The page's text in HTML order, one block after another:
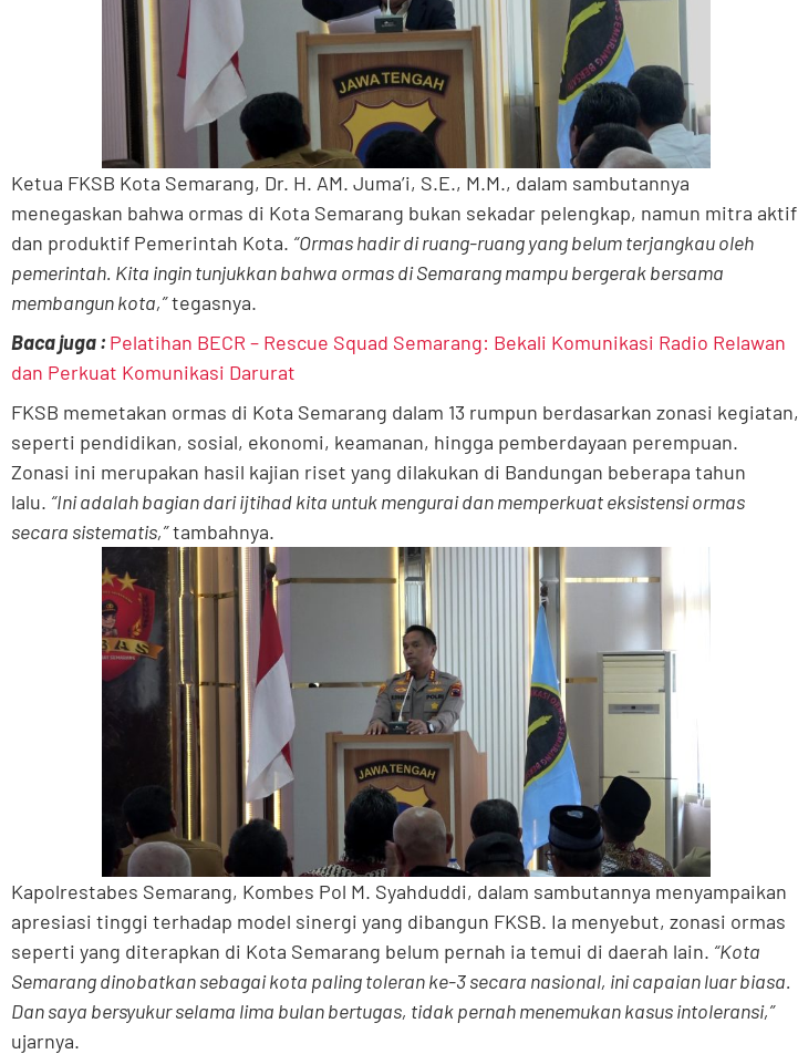
Ketua FKSB Kota Semarang, Dr. H. AM. Juma’i, S.E., M.M., dalam sambutannya
menegaskan bahwa ormas di Kota Semarang bukan sekadar pelengkap, namun mitra aktif
dan produktif Pemerintah Kota. “Ormas hadir di ruang-ruang yang belum terjangkau oleh
pemerintah. Kita ingin tunjukkan bahwa ormas di Semarang mampu bergerak bersama
membangun kota,”tegasnya.
Baca juga : Pelatihan BECR – Rescue Squad Semarang: Bekali Komunikasi Radio Relawan
dan Perkuat Komunikasi Darurat
FKSB memetakan ormas di Kota Semarang dalam 13 rumpun berdasarkan zonasi kegiatan,
seperti pendidikan, sosial, ekonomi, keamanan, hingga pemberdayaan perempuan.
Zonasi ini merupakan hasil kajian riset yang dilakukan di Bandungan beberapa tahun
lalu. “Ini adalah bagian dari ijtihad kita untuk mengurai dan memperkuat eksistensi ormas
secara sistematis,”tambahnya.
Kapolrestabes Semarang, Kombes Pol M. Syahduddi, dalam sambutannya menyampaikan
apresiasi tinggi terhadap model sinergi yang dibangun FKSB. Ia menyebut, zonasi ormas
seperti yang diterapkan di Kota Semarang belum pernah ia temui di daerah lain. “Kota
Semarang dinobatkan sebagai kota paling toleran ke-3 secara nasional, ini capaian luar biasa.
Dan saya bersyukur selama lima bulan bertugas, tidak pernah menemukan kasus intoleransi,”
ujarnya.